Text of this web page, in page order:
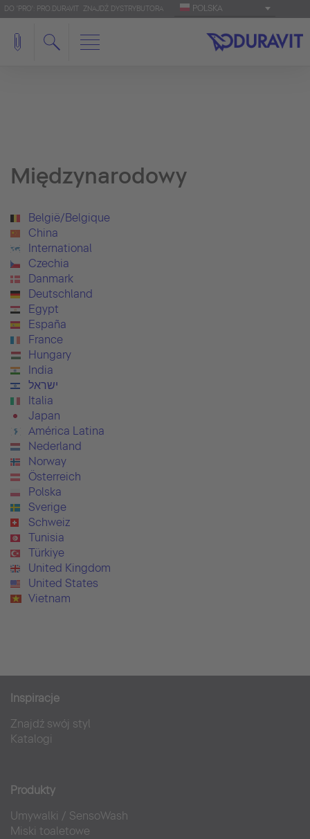
DO 'PRO': PRO.DURAVIT ZNAJDŹ DYSTRYBUTORA POLSKA
Międzynarodowy
België/Belgique
China
International
Czechia
Danmark
Deutschland
Egypt
España
France
Hungary
India
ישראל
Italia
Japan
América Latina
Nederland
Norway
Österreich
Polska
Sverige
Schweiz
Tunisia
Türkiye
United Kingdom
United States
Vietnam
Inspiracje
Znajdź swój styl
Katalogi
Produkty
Umywalki / SensoWash
Miski toaletowe